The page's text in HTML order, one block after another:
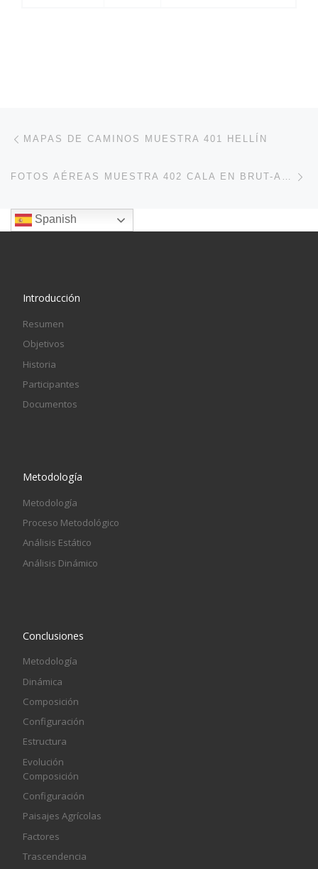
MAPAS DE CAMINOS MUESTRA 401 HELLÍN
FOTOS AÉREAS MUESTRA 402 CALA EN BRUT-ALAYOR
Spanish
Introducción
Resumen
Objetivos
Historia
Participantes
Documentos
Metodología
Metodología
Proceso Metodológico
Análisis Estático
Análisis Dinámico
Conclusiones
Metodología
Dinámica
Composición
Configuración
Estructura
Evolución
Composición
Configuración
Paisajes Agrícolas
Factores
Trascendencia